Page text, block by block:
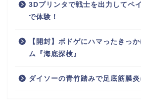
3Dプリンタで戦士を出力してペ
で体験！
【開封】ボドゲにハマったきっ
ム『海底探検』
ダイソーの青竹踏みで足底筋膜炎